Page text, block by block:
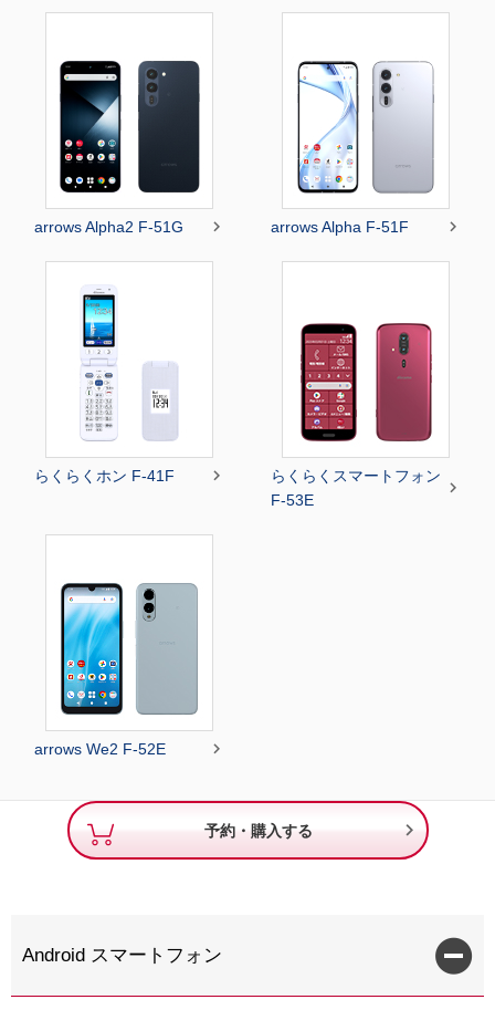
arrows Alpha2 F-51G  arrows Alpha F-51F 
らくらくホン F-41F 
らくらくスマートフォン
F-53E

arrows We2 F-52E 
予約・購入する 
Android スマートフォン